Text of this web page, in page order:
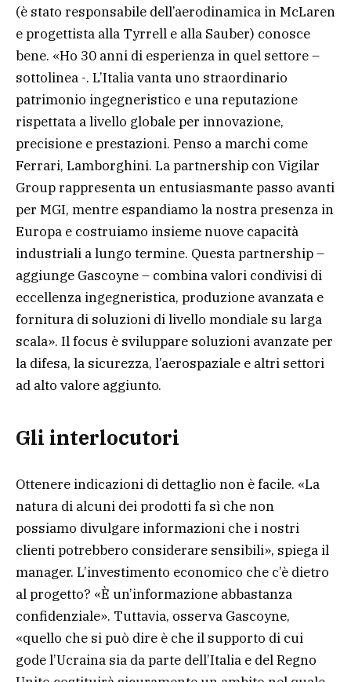
(è stato responsabile dell’aerodinamica in McLaren
e progettista alla Tyrrell e alla Sauber) conosce
bene. «Ho 30 anni di esperienza in quel settore –
sottolinea -. L’Italia vanta uno straordinario
patrimonio ingegneristico e una reputazione
rispettata a livello globale per innovazione,
precisione e prestazioni. Penso a marchi come
Ferrari, Lamborghini. La partnership con Vigilar
Group rappresenta un entusiasmante passo avanti
per MGI, mentre espandiamo la nostra presenza in
Europa e costruiamo insieme nuove capacità
industriali a lungo termine. Questa partnership –
aggiunge Gascoyne – combina valori condivisi di
eccellenza ingegneristica, produzione avanzata e
fornitura di soluzioni di livello mondiale su larga
scala». Il focus è sviluppare soluzioni avanzate per
la difesa, la sicurezza, l’aerospaziale e altri settori
ad alto valore aggiunto.
Gli interlocutori
Ottenere indicazioni di dettaglio non è facile. «La
natura di alcuni dei prodotti fa sì che non
possiamo divulgare informazioni che i nostri
clienti potrebbero considerare sensibili», spiega il
manager. L’investimento economico che c’è dietro
al progetto? «È un’informazione abbastanza
confidenziale». Tuttavia, osserva Gascoyne,
«quello che si può dire è che il supporto di cui
gode l’Ucraina sia da parte dell’Italia e del Regno